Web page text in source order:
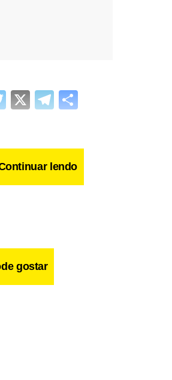
Twitter
X Telegram
lendo
gostar